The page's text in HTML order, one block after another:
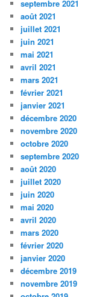
septembre 2021
août 2021
juillet 2021
juin 2021
mai 2021
avril 2021
mars 2021
février 2021
janvier 2021
décembre 2020
novembre 2020
octobre 2020
septembre 2020
août 2020
juillet 2020
juin 2020
mai 2020
avril 2020
mars 2020
février 2020
janvier 2020
décembre 2019
novembre 2019